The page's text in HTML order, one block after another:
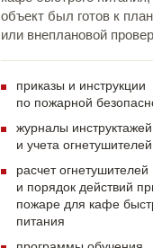
объект был готов к
или внеплановой
приказы и инструкции
по пожарной
журналы инструктажей
и учета огнетушителей
расчет огнетушителей
и порядок действий
пожаре для кафе
питания